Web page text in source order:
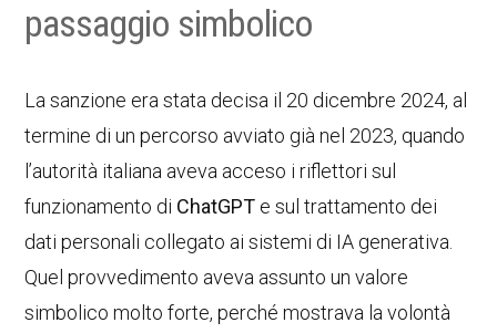
passaggio simbolico
La sanzione era stata decisa il 20 dicembre 2024, al
termine di un percorso avviato già nel 2023, quando
l’autorità italiana aveva acceso i riflettori sul
funzionamento di ChatGPT e sul trattamento dei
dati personali collegato ai sistemi di IA generativa.
Quel provvedimento aveva assunto un valore
simbolico molto forte, perché mostrava la volontà